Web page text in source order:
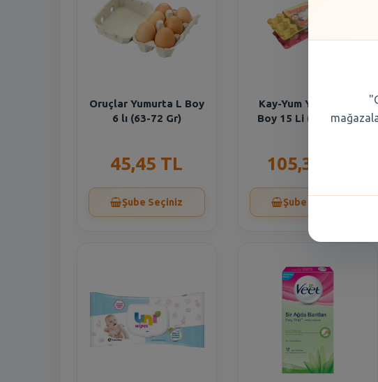
Oruçlar Yumurta L Boy
6 lı (63-72 Gr)
45,45 TL
Şube Seçiniz
Kay-Yum Yumurta L
Boy 15 Li (63-72 Gr)
105,35 TL
Şube Seçiniz